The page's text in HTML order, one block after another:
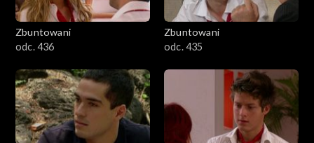
Zbuntowani
odc. 436
Zbuntowani
odc. 435